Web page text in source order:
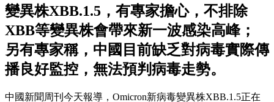
變異株XBB.1.5，有專家擔心，不排除
XBB等變異株會帶來新一波感染高峰；
另有專家稱，中國目前缺乏對病毒實際傳
播良好監控，無法預判病毒走勢。
中國新聞周刊今天報導，Omicron新病毒變異株XBB.1.5正在